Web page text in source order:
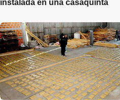
instalada en una casaquinta